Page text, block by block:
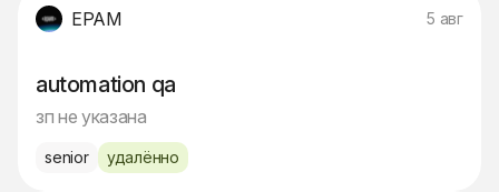
EPAM 5 авг
automation qa
зп не указана
senior удалённо